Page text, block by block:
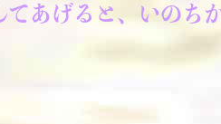
てあげると、いのち